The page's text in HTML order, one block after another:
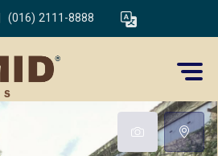
(016) 2111-8888